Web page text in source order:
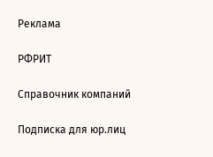
Реклама
РФРИТ
Справочник компаний
Подписка для юр.лиц